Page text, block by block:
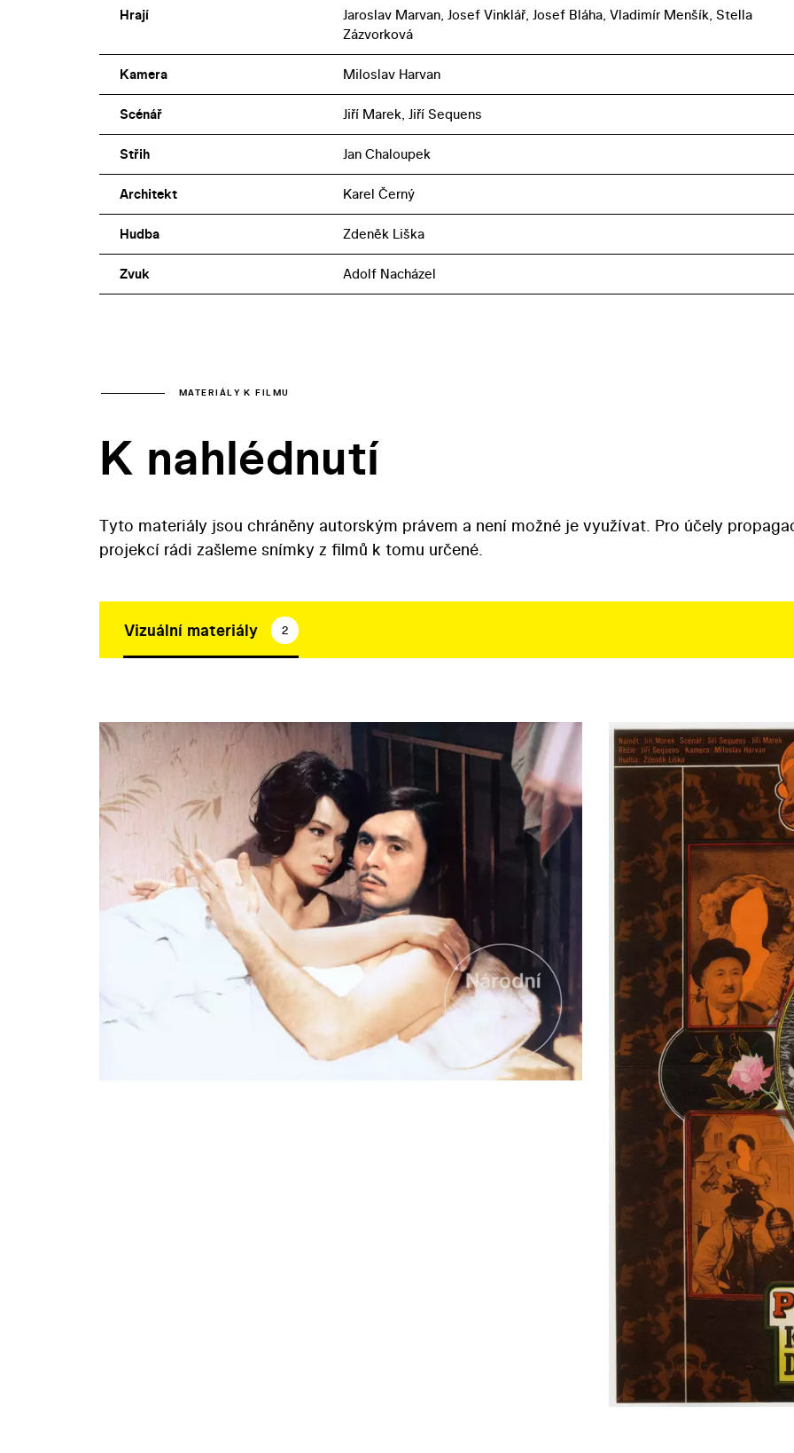
Hrají
Jaroslav Marvan, Josef Vinklář, Josef Bláha, Vladimír Menšík, Stella
Zázvorková
Kamera Miloslav Harvan
Scénář Jiří Marek, Jiří Sequens
Střih Jan Chaloupek
Architekt Karel Černý
Hudba Zdeněk Liška
Zvuk Adolf Nacházel
MATERIÁLY K FILMU
K nahlédnutí
Tyto materiály jsou chráněny autorským právem a není možné je využívat. Pro účely
projekcí rádi zašleme snímky z filmů k tomu určené.
Vizuální materiály 2